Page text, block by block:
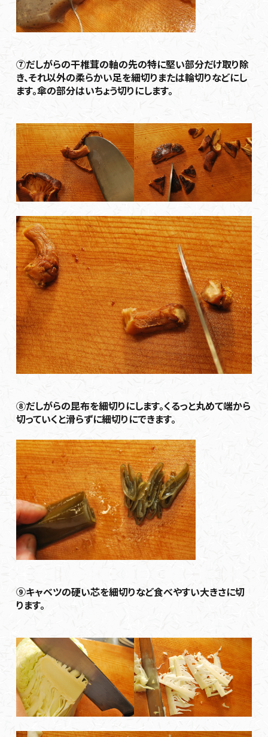
⑦だしがらの干椎茸の軸の先の特に堅い部分だけ取り除
き、それ以外の柔らかい足を細切りまたは輪切りなどにし
ます。傘の部分はいちょう切りにします。
⑧だしがらの昆布を細切りにします。くるっと丸めて端から
切っていくと滑らずに細切りにできます。
⑨キャベツの硬い芯を細切りなど食べやすい大きさに切
ります。